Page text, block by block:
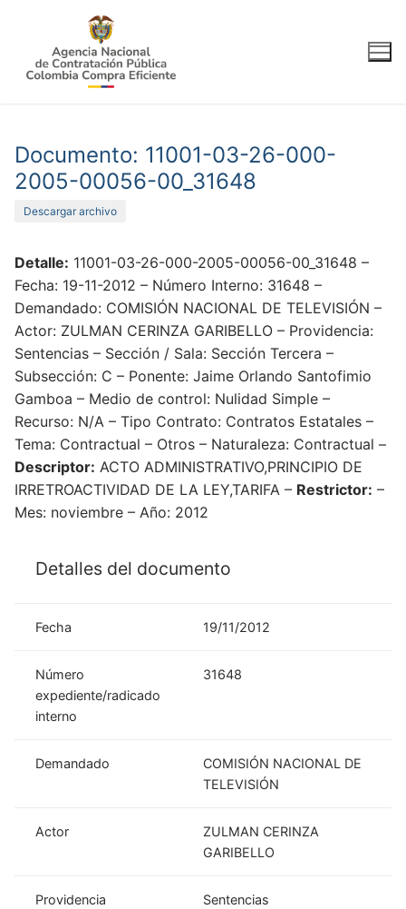
contenido
Documento: 11001-03-26-000-
2005-00056-00_31648
Descargar archivo
Detalle: 11001-03-26-000-2005-00056-00_31648 –
Fecha: 19-11-2012 – Número Interno: 31648 –
Demandado: COMISIÓN NACIONAL DE TELEVISIÓN –
Actor: ZULMAN CERINZA GARIBELLO – Providencia:
Sentencias – Sección / Sala: Sección Tercera –
Subsección: C – Ponente: Jaime Orlando Santofimio
Gamboa – Medio de control: Nulidad Simple –
Recurso: N/A – Tipo Contrato: Contratos Estatales –
Tema: Contractual – Otros – Naturaleza: Contractual –
Descriptor: ACTO ADMINISTRATIVO,PRINCIPIO DE
IRRETROACTIVIDAD DE LA LEY,TARIFA – Restrictor: –
Mes: noviembre – Año: 2012
Detalles del documento
Fecha 19/11/2012
Número
expediente/radicado
interno
31648
Demandado
COMISIÓN NACIONAL DE
TELEVISIÓN
Actor
ZULMAN CERINZA
GARIBELLO
Providencia Sentencias